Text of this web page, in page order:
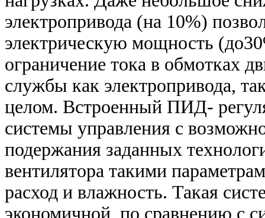
электропривода (на 10%)
электрическую мощность
ограничение тока в обмотках
службы как электропривода,
целом. Встроенный ПИД-
системы управления с
подержания заданных
вентилятора такими
расход и влажность. Такая
экономичной, по сравнению с